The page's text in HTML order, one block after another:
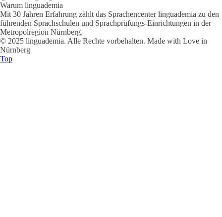
Warum linguademia
Mit 30 Jahren Erfahrung zählt das Sprachencenter linguademia zu den
führenden Sprachschulen und Sprachprüfungs-Einrichtungen in der
Metropolregion Nürnberg.
© 2025 linguademia. Alle Rechte vorbehalten. Made with Love in
Nürnberg
Top